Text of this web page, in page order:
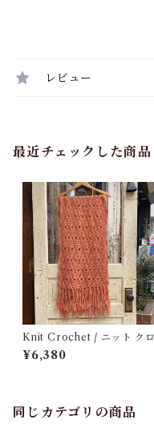
レビュー
最近チェックした商品
Knit Crochet / ニット クロ
シェ / マフラー / ストール 古
着
¥6,380
同じカテゴリの商品